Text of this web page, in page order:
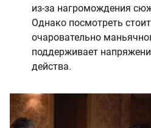
из-за нагромождения
Однако посмотреть
очаровательно
поддерживает
действа.